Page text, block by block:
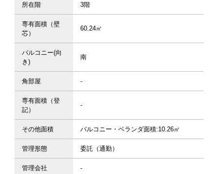
所在階 3階
専有面積（壁
芯）
60.24㎡
バルコニー(向
き)
南
角部屋 -
専有面積（登
記）
-
その他面積 バルコニー・ベランダ面積:10.26㎡
管理形態 委託（通勤）
管理会社 -